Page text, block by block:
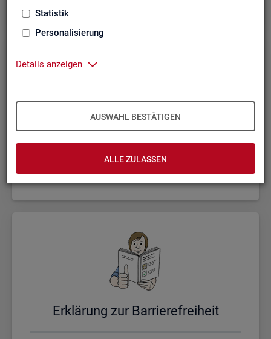
Statistik
Personalisierung
Details anzeigen
AUSWAHL BESTÄTIGEN
ALLE ZULASSEN
Er­klä­rung zur Bar­rie­re­frei­heit